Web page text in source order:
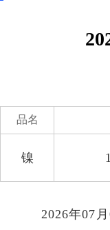
品名
镍
2026年07